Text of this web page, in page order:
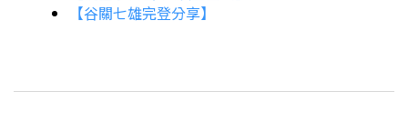
【谷關七雄完登分享】